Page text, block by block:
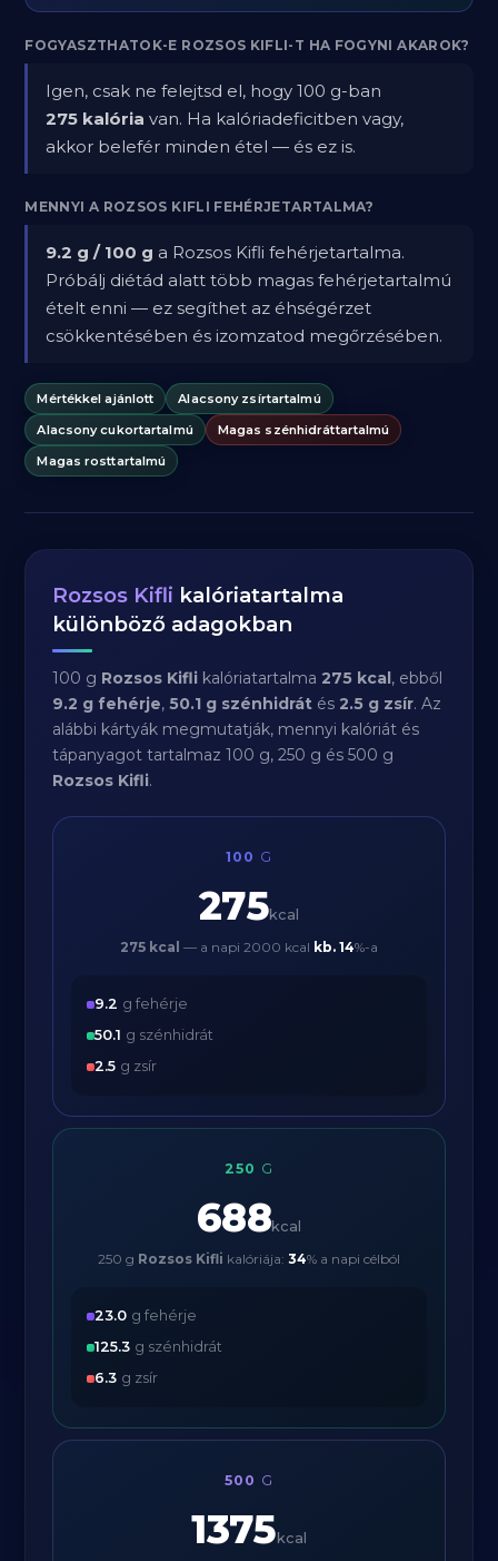
FOGYASZTHATOK-E ROZSOS KIFLI-T HA FOGYNI AKAROK?
Igen, csak ne felejtsd el, hogy 100 g-ban
275 kalória van. Ha kalóriadeficitben vagy,
akkor belefér minden étel — és ez is.
MENNYI A ROZSOS KIFLI FEHÉRJETARTALMA?
9.2 g / 100 g a Rozsos Kifli fehérjetartalma.
Próbálj diétád alatt több magas fehérjetartalmú
ételt enni — ez segíthet az éhségérzet
csökkentésében és izomzatod megőrzésében.
Mértékkel ajánlott
Alacsony zsírtartalmú
Alacsony cukortartalmú
Magas szénhidráttartalmú
Magas rosttartalmú
Rozsos Kifli kalóriatartalma
különböző adagokban
100 g Rozsos Kifli kalóriatartalma275 kcal, ebből
9.2 g fehérje,50.1 g szénhidrát és2.5 g zsír. Az
alábbi kártyák megmutatják, mennyi kalóriát és
tápanyagot tartalmaz 100 g, 250 g és 500 g
Rozsos Kifli.
100 G
275kcal
275 kcal — a napi 2000 kcal kb. 14%-a
9.2 g fehérje
50.1 g szénhidrát
2.5 g zsír
250 G
688kcal
250 g Rozsos Kifli kalóriája: 34% a napi célból
23.0 g fehérje
125.3 g szénhidrát
6.3 g zsír
500 G
1375 kcal